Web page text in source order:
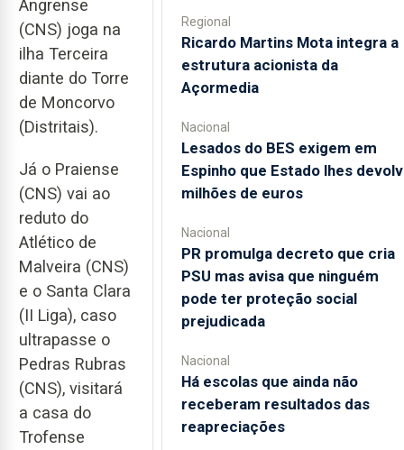
Angrense
(CNS) joga na
ilha Terceira
diante do Torre
de Moncorvo
(Distritais).
Já o Praiense
(CNS) vai ao
reduto do
Atlético de
Malveira (CNS)
e o Santa Clara
(II Liga), caso
ultrapasse o
Pedras Rubras
(CNS), visitará
a casa do
Trofense
Regional
Ricardo Martins Mota integra a
estrutura acionista da
Açormedia
Nacional
Lesados do BES exigem em
Espinho que Estado lhes
milhões de euros
Nacional
PR promulga decreto que cria
PSU mas avisa que ninguém
pode ter proteção social
prejudicada
Nacional
Há escolas que ainda não
receberam resultados das
reapreciações